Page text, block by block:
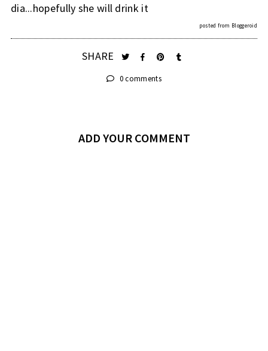
dia...hopefully she will drink it
posted from Bloggeroid
SHARE
0 comments
ADD YOUR COMMENT